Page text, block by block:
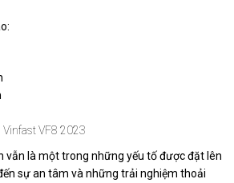
VF8 2023
vẫn là một trong những yếu tố được đặt lên
sự an tâm và những trải nghiệm thoải